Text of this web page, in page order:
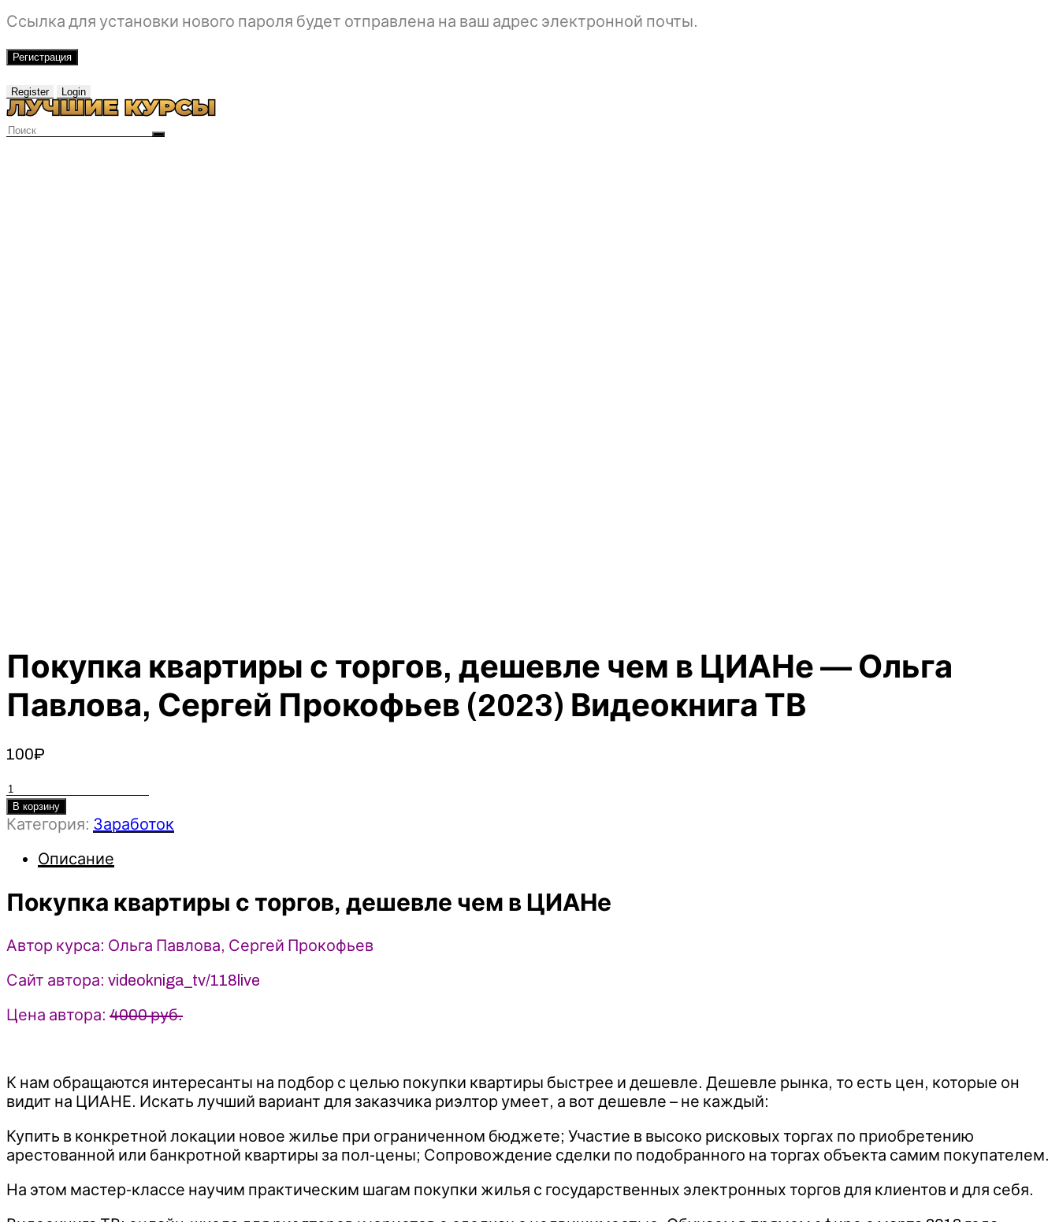
Ссылка для установки нового пароля будет отправлена ​​на ваш адрес электронной почты.
Регистрация
Register Login
Покупка квартиры с торгов, дешевле чем в ЦИАНе — Ольга
Павлова, Сергей Прокофьев (2023) Видеокнига ТВ
100₽
Количество
товара
Покупка
дешевле
в
ЦИАНе
-
Павлова,
Видеокнига
ТВ
В корзину
Категория: Заработок
Описание
Покупка квартиры с торгов, дешевле чем в ЦИАНе
Автор курса: Ольга Павлова, Сергей Прокофьев
Сайт автора: videokniga_tv/118live
Цена автора: 4000 руб.
К нам обращаются интересанты на подбор с целью покупки квартиры быстрее и дешевле. Дешевле рынка, то есть цен, которые он
видит на ЦИАНЕ. Искать лучший вариант для заказчика риэлтор умеет, а вот дешевле – не каждый:
Купить в конкретной локации новое жилье при ограниченном бюджете; Участие в высоко рисковых торгах по приобретению
арестованной или банкротной квартиры за пол-цены; Сопровождение сделки по подобранного на торгах объекта самим покупателем.
На этом мастер-классе научим практическим шагам покупки жилья с государственных электронных торгов для клиентов и для себя.